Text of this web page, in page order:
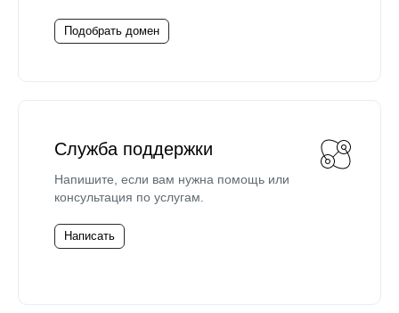
Подобрать домен
Служба поддержки
Напишите, если вам нужна помощь или
консультация по услугам.
Написать